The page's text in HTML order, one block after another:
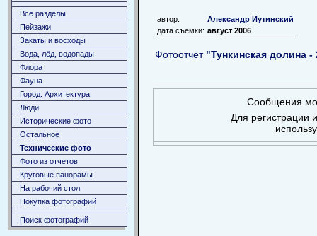
Все разделы
Пейзажи
Закаты и восходы
Вода, лёд, водопады
Флора
Фауна
Город. Архитектура
Люди
Исторические фото
Остальное
Технические фото
Фото из отчетов
Круговые панорамы
На рабочий стол
Покупка фотографий
Поиск фотографий
автор:
Александр Иутинский
дата съемки: август 2006
Фотоотчёт "Тункинская долина -
Сообщения
Для регистрации